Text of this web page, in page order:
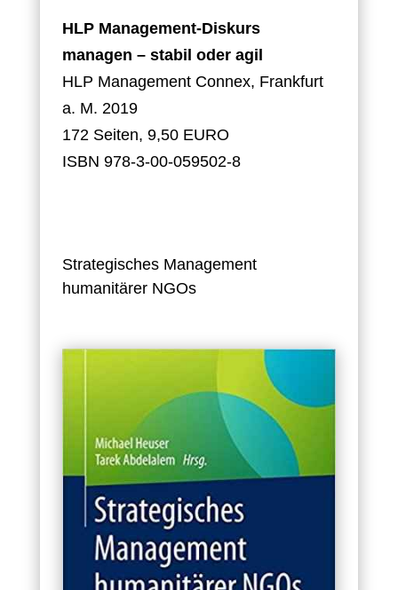
HLP Management-Diskurs
managen – stabil oder agil
HLP Management Connex, Frankfurt
a. M. 2019
172 Seiten, 9,50 EURO
ISBN 978-3-00-059502-8
Strategisches Management
humanitärer NGOs